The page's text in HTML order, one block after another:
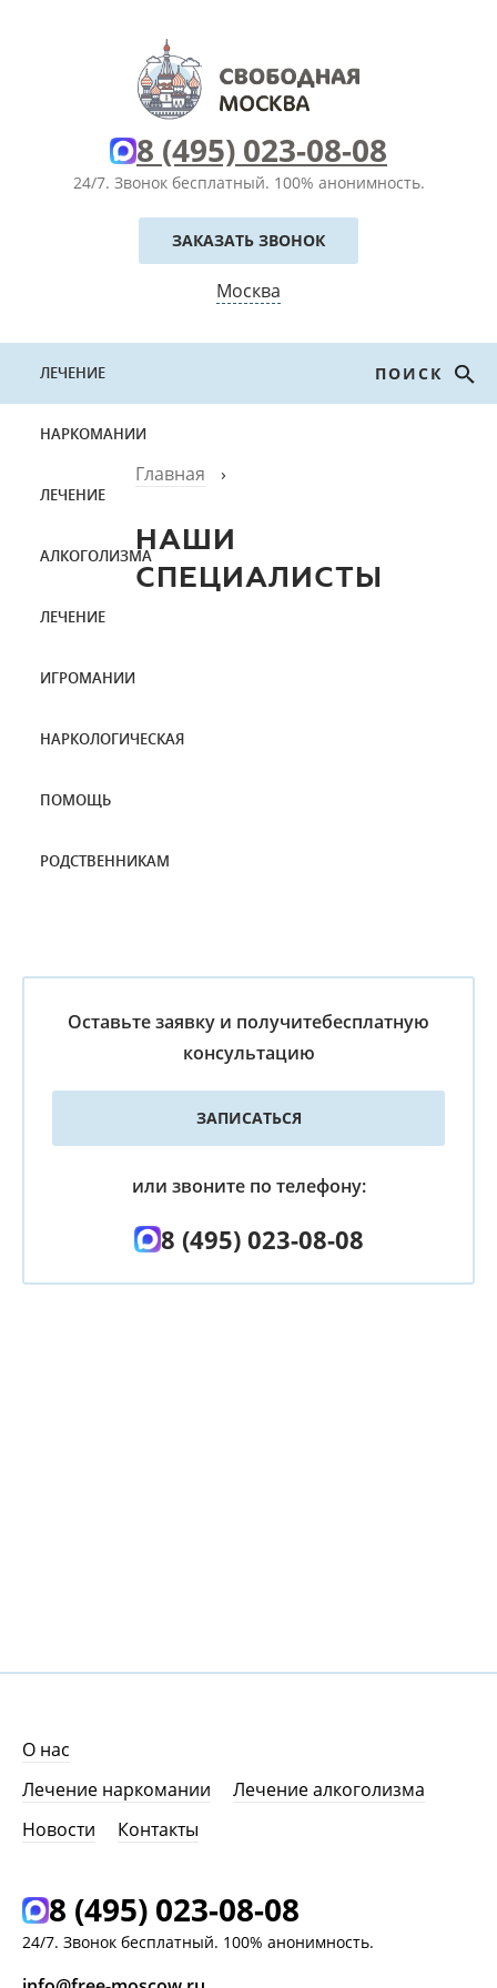
8 (495) 023-08-08
24/7. Звонок бесплатный. 100% анонимность.
ЗАКАЗАТЬ ЗВОНОК
Москва
ЛЕЧЕНИЕ
НАРКОМАНИИ
ЛЕЧЕНИЕ
АЛКОГОЛИЗМА
ЛЕЧЕНИЕ
ИГРОМАНИИ
НАРКОЛОГИЧЕСКАЯ
ПОМОЩЬ
РОДСТВЕННИКАМ
ПОИСК
Главная ›
НАШИ
СПЕЦИАЛИСТЫ
Оставьте заявку и получитебесплатную
консультацию
ЗАПИСАТЬСЯ
или звоните по телефону:
8 (495) 023-08-08
О нас
Лечение наркомании
Лечение алкоголизма
Новости
Контакты
8 (495) 023-08-08
24/7. Звонок бесплатный. 100% анонимность.